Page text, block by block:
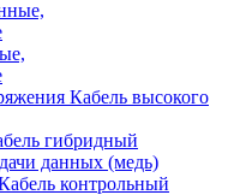
Кабель высокого
гибридный
данных (медь)
контрольный